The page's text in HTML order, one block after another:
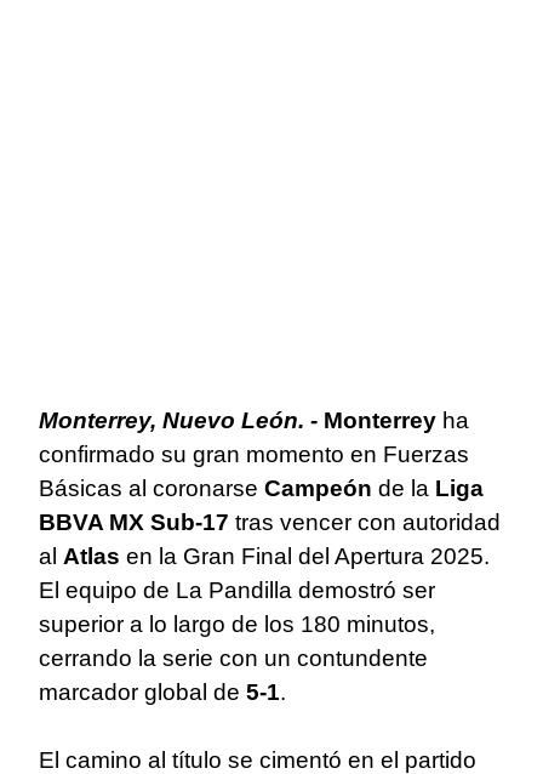
Monterrey, Nuevo León. - Monterrey ha
confirmado su gran momento en Fuerzas
Básicas al coronarse Campeón de la Liga
BBVA MX Sub-17 tras vencer con autoridad
al Atlas en la Gran Final del Apertura 2025.
El equipo de La Pandilla demostró ser
superior a lo largo de los 180 minutos,
cerrando la serie con un contundente
marcador global de 5-1.
El camino al título se cimentó en el partido